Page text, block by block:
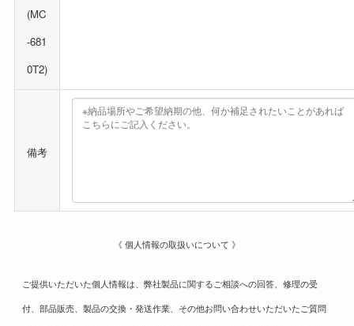
(MC
-681
0T2)
備考
《 個人情報の取扱いについて 》
ご提供いただいた個人情報は、弊社製品に関するご相談への回答、修理の受
付、部品販売、製品の交換・発送作業、その他お問い合わせいただいたご質問